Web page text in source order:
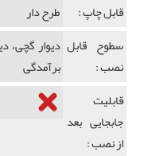
قابل چاپ :
طرح دار
سطوح قابل
نصب :
دیوار
برآمدگی
قابلیت
جابجایی بعد
از نصب :